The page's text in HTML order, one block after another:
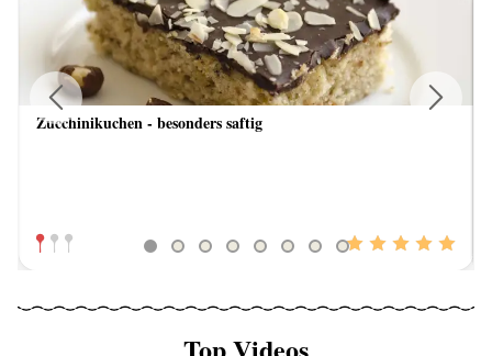
Zucchinikuchen - besonders saftig
Previous